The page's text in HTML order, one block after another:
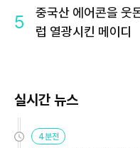
5
중국산 에어콘을 웃
럽 열광시킨 메이디
실시간 뉴스
4분전